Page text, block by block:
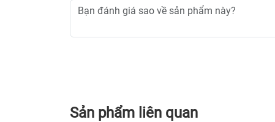
Sản phẩm liên quan